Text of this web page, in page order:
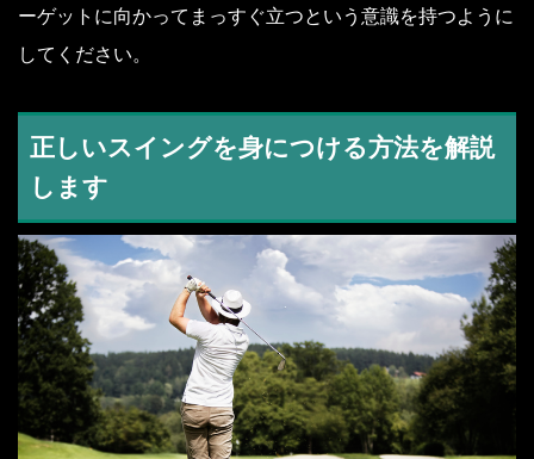
ーゲットに向かってまっすぐ立つという意識を持つように
してください。
正しいスイングを身につける方法を解説
します